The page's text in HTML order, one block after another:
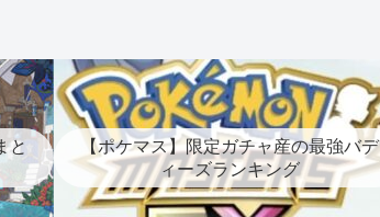
と
【ポケマス】限定ガチャ産の最強バデ
ィーズランキング